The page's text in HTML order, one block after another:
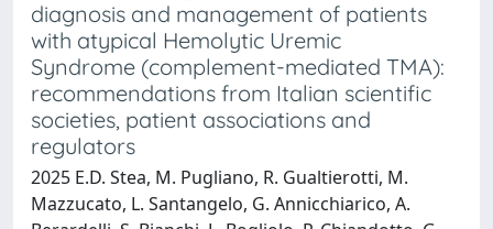
diagnosis and management of patients
with atypical Hemolytic Uremic
Syndrome (complement-mediated TMA):
recommendations from Italian scientific
societies, patient associations and
regulators
2025 E.D. Stea, M. Pugliano, R. Gualtierotti, M.
Mazzucato, L. Santangelo, G. Annicchiarico, A.